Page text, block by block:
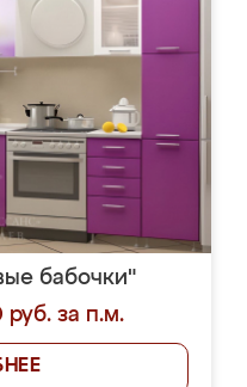
бабочки"
руб. за п.м.